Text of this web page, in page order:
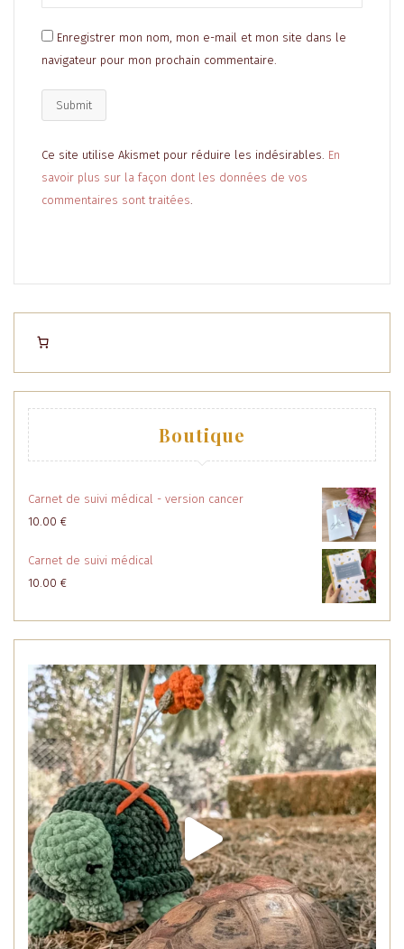
Enregistrer mon nom, mon e-mail et mon site dans le
navigateur pour mon prochain commentaire.
Ce site utilise Akismet pour réduire les indésirables. En
savoir plus sur la façon dont les données de vos
commentaires sont traitées
Boutique
Carnet de suivi médical - version cancer
10.00 €
Carnet de suivi médical
10.00 €